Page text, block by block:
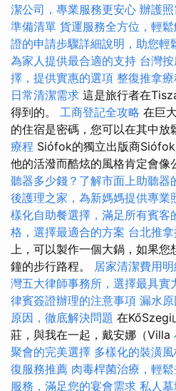
潔公司，專業服務更安心 辦護
準備清單 貨運服務全方位，輕
證的申請步驟詳細說明，助您輕
為家人提供最合適的支持 台灣
擇，提供實惠的選項 整復推拿療
日常清潔需求 這是旅行者在
得到的。 工商登記全攻略 在巨
的住宿是密碼，您可以在其中放
療程 Siófok的獨立出版商
他的活潑而酷炫的風格肯定會像
聽器多少錢？了解市面上助聽器
後護理之家，為新媽媽提供專業
樣化自助餐選擇，滿足所有賓客
格，選擇最適合的方案 台北推
上，可以製作一個大鍋，如果您
鐘的步行路程。 居家清潔費用
灣五大律師事務所，選擇最具實
律賓簽證辦理的注意事項 漏水
原因，徹底解決問題 在KőSzegi
莊，與我在一起，戴安娜（Villa
聚會的完美選擇 多樣化的裝潢
復服務推薦 肉毒桿菌治療，輕
服務，滿足您的宴會需求 私人